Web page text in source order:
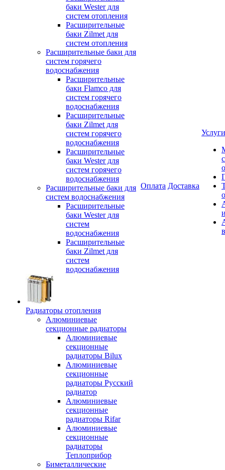
баки Wester для
систем отопления
Расширительные
баки Zilmet для
систем отопления
Расширительные баки для
систем горячего
водоснабжения
Расширительные
баки Flamco для
систем горячего
водоснабжения
Расширительные
баки Zilmet для
систем горячего
водоснабжения
Расширительные
баки Wester для
систем горячего
водоснабжения
Расширительные баки для
систем водоснабжения
Расширительные
баки Wester для
систем
водоснабжения
Расширительные
баки Zilmet для
систем
водоснабжения
Радиаторы отопления
Алюминиевые
секционные радиаторы
Алюминиевые
секционные
радиаторы Bilux
Алюминиевые
секционные
радиаторы Русский
радиатор
Алюминиевые
секционные
радиаторы Rifar
Алюминиевые
секционные
радиаторы
Теплоприбор
Биметаллические
Оплата Доставка
Услуги